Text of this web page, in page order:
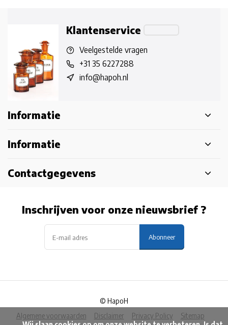
Klantenservice
Veelgestelde vragen
+31 35 6227288
info@hapoh.nl
Informatie
Informatie
Contactgegevens
Inschrijven voor onze nieuwsbrief ?
Abonneer
Algemene voorwaarden Disclaimer Privacy Policy Sitemap
© HapoH